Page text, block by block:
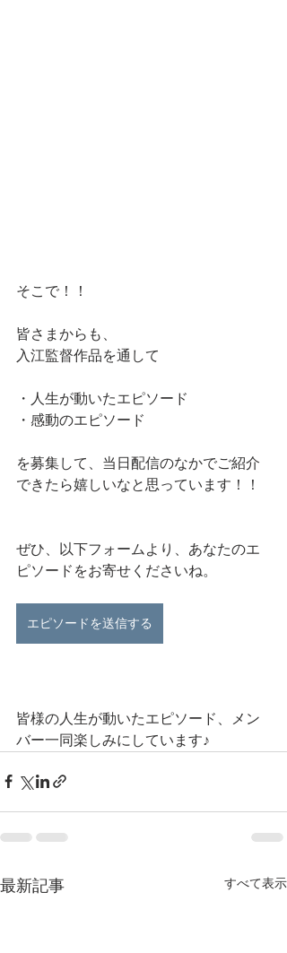
そこで！！
皆さまからも、
入江監督作品を通して
・人生が動いたエピソード
・感動のエピソード
を募集して、当日配信のなかでご紹介
できたら嬉しいなと思っています！！
ぜひ、以下フォームより、あなたのエ
ピソードをお寄せくださいね。
エピソードを送信する
皆様の人生が動いたエピソード、メン
バー一同楽しみにしています♪
最新記事 すべて表示